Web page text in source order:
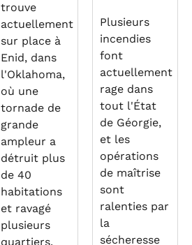
trouve
actuellement
sur place à
Enid, dans
l'Oklahoma,
où une
tornade de
grande
ampleur a
détruit plus
de 40
habitations
et ravagé
plusieurs
quartiers.
Plusieurs
incendies
font
actuellement
rage dans
tout l'État
de Géorgie,
et les
opérations
de maîtrise
sont
ralenties par
la
sécheresse